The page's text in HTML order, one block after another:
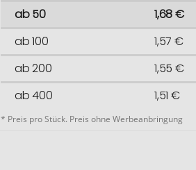
ab 50
1,68 €
ab 100
1,57 €
ab 200
1,55 €
ab 400
1,51 €
* Preis pro Stück. Preis ohne Werbeanbringung